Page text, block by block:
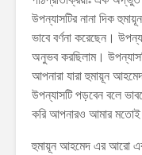
উপন্যাসটির নানা দিক
ভাবে বর্ণনা করেছেন।
অনুভব করছিলাম।
আপনারা যারা হুমায়ূন
উপন্যাসটি পড়বেন বলে
করি আপনারও আমার মতোই
হুমায়ূন আহমেদ এর আরো